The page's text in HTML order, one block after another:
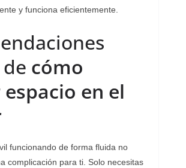
y funciona eficientemente.
cómo
en el
funcionando de forma fluida no
complicación para ti. Solo necesitas